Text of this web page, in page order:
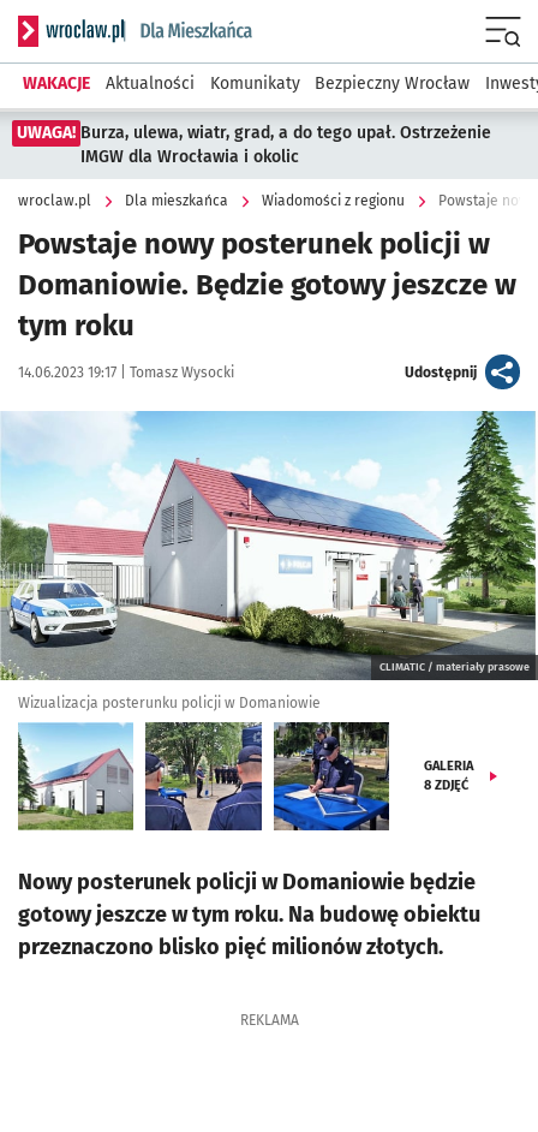
Serwis informacyjny wroclaw.pl podserwis: Dla mieszkańca
WAKACJE Aktualności Komunikaty Bezpieczny Wrocław
UWAGA! Burza, ulewa, wiatr, grad, a do tego upał. Ostrzeżenie
IMGW dla Wrocławia i okolic
wroclaw.pl Dla mieszkańca Wiadomości z regionu
Powstaje nowy posterunek policji w
Domaniowie. Będzie gotowy jeszcze w
tym roku
Data publikacji:
14.06.2023 19:17 | Autor:
Tomasz Wysocki Udostępnijartykuł
Kliknij, aby zobaczyć galerię
CLIMATIC / materiały prasowe
Wizualizacja posterunku policji w Domaniowie
GALERIA
8 ZDJĘĆ
Nowy posterunek policji w Domaniowie będzie
gotowy jeszcze w tym roku. Na budowę obiektu
przeznaczono blisko pięć milionów złotych.
REKLAMA